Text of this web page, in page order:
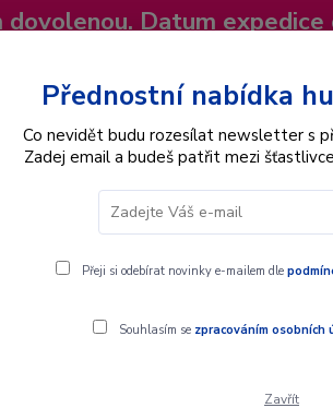
dovolenou. Datum
- LP / Vinyl
/ Vinyl
Přednostní nabídka
Co nevidět budu rozesílat newsletter s
Zadej email a budeš patřit mezi
Přeji si odebírat novinky e-mailem dle
Souhlasím se zpracováním osobních
Zavřít